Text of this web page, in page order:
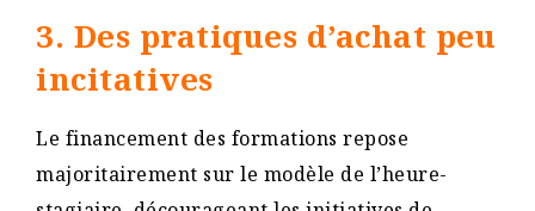
3. Des pratiques d’achat peu
incitatives
Le financement des formations repose
majoritairement sur le modèle de l’heure-